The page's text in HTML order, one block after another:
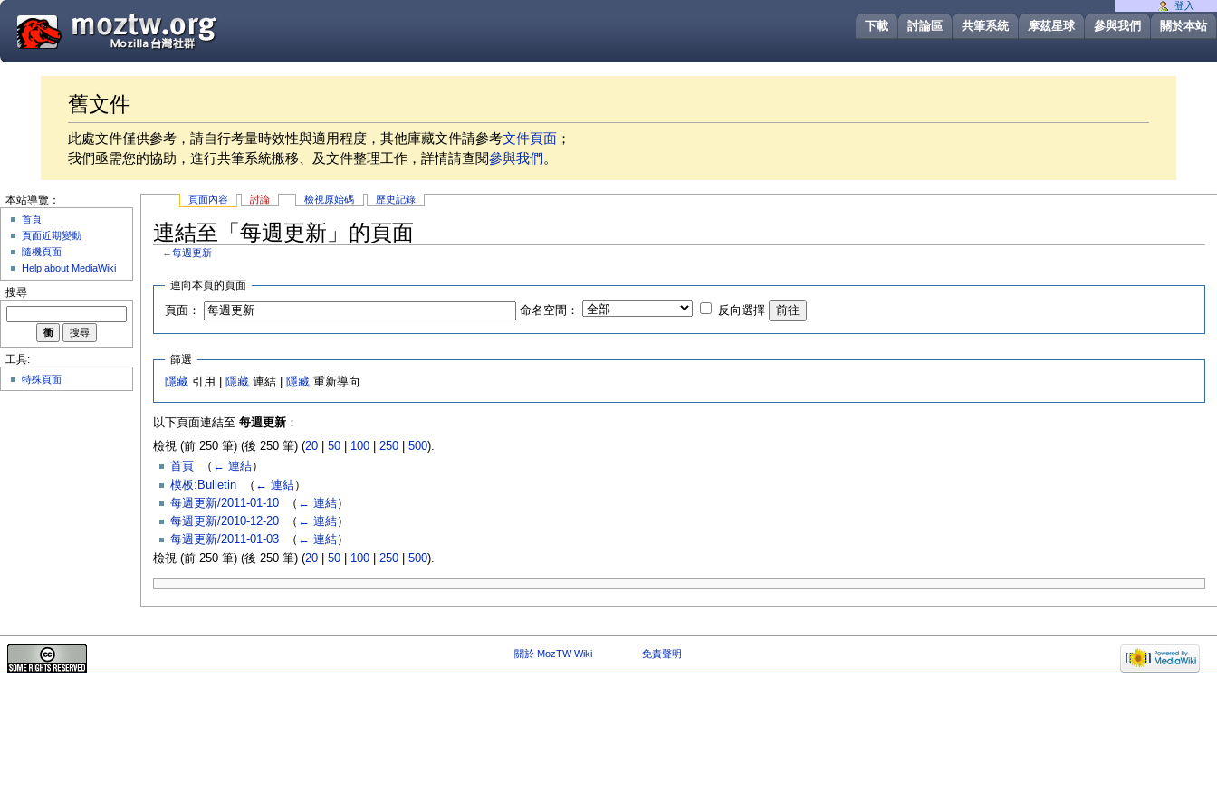
關於本站
參與我們
摩茲星球
共筆系統
討論區
下載
舊文件
此處文件僅供參考，請自行考量時效性與適用程度，其他庫藏文件請參考文件頁面 ；
我們亟需您的協助，進行共筆系統搬移、及文件整理工作，詳情請查閱參與我們。
頁面內容 討論 檢視原始碼 歷史記錄
連結至「每週更新」的頁面
←每週更新
連向本頁的頁面
頁面： 命名空間： 反向選擇
篩選
隱藏 引用 | 隱藏 連結 | 隱藏 重新導向
以下頁面連結至 每週更新：
檢視 (前 250 筆) (後 250 筆) (20| 50| 100| 250| 500).
首頁
（ ← 連結）
模板:Bulletin‎ （ ← 連結）
每週更新/2011-01-10‎ （ ← 連結）
每週更新/2010-12-20‎ （ ← 連結）
每週更新/2011-01-03‎ （ ← 連結）
檢視 (前 250 筆) (後 250 筆) (20| 50| 100| 250| 500).
登入
本站導覽：
首頁
頁面近期變動
隨機頁面
Help about MediaWiki
搜尋
工具:
特殊頁面
關於 MozTW Wiki 免責聲明